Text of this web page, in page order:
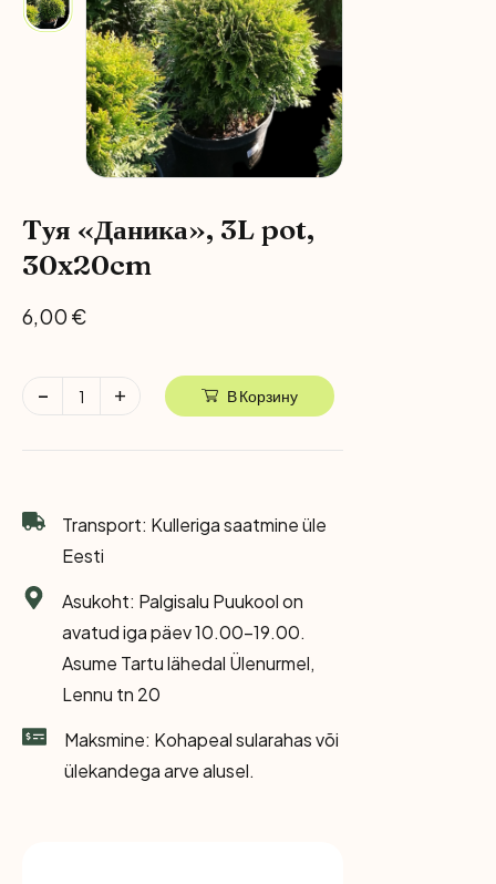
Tуя «Даника», 3L pot,
30x20cm
6,00 €
В Корзину
Transport: Kulleriga saatmine üle
Eesti
Asukoht: Palgisalu Puukool on
avatud iga päev 10.00-19.00.
Asume Tartu lähedal Ülenurmel,
Lennu tn 20
Maksmine: Kohapeal sularahas või
ülekandega arve alusel.